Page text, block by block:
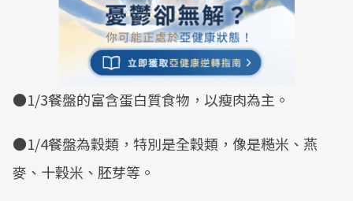
●1/3餐盤的富含蛋白質食物，以瘦肉為主。
●1/4餐盤為穀類，特別是全穀類，像是糙米、燕
麥、十穀米、胚芽等。